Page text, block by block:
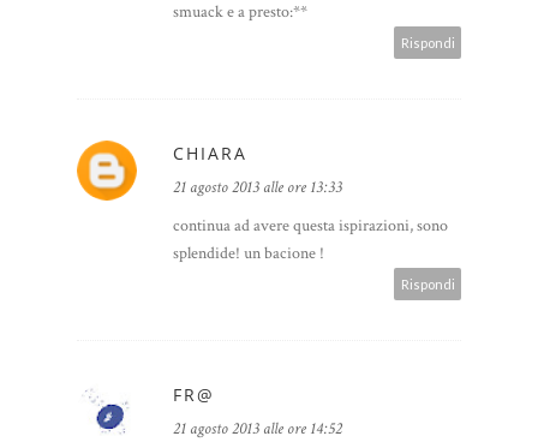
smuack e a presto:**
Rispondi
CHIARA
21 agosto 2013 alle ore 13:33
continua ad avere questa ispirazioni, sono
splendide! un bacione !
Rispondi
FR@
21 agosto 2013 alle ore 14:52